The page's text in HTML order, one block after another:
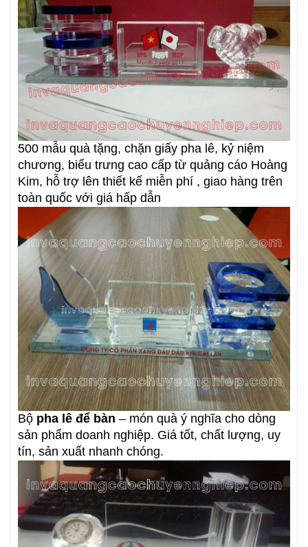
500 mẫu quà tặng, chặn giấy pha lê, kỷ niệm
chương, biểu trưng cao cấp từ quảng cáo Hoàng
Kim, hỗ trợ lên thiết kế miễn phí , giao hàng trên
toàn quốc với giá hấp dẫn
Bộ pha lê để bàn – món quà ý nghĩa cho dòng
sản phẩm doanh nghiệp. Giá tốt, chất lượng, uy
tín, sản xuất nhanh chóng.